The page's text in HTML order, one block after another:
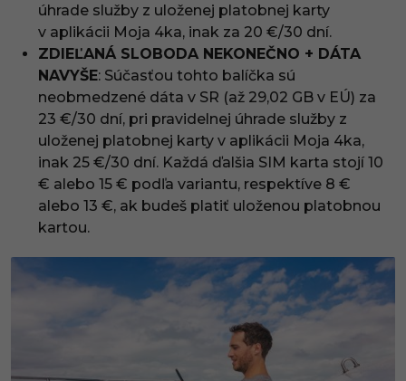
úhrade služby z uloženej platobnej karty
v aplikácii Moja 4ka, inak za 20 €/30 dní.
ZDIEĽANÁ SLOBODA NEKONEČNO + DÁTA
NAVYŠE: Súčasťou tohto balíčka sú
neobmedzené dáta v SR (až 29,02 GB v EÚ) za
23 €/30 dní, pri pravidelnej úhrade služby z
uloženej platobnej karty v aplikácii Moja 4ka,
inak 25 €/30 dní. Každá ďalšia SIM karta stojí 10
€ alebo 15 € podľa variantu, respektíve 8 €
alebo 13 €, ak budeš platiť uloženou platobnou
kartou.